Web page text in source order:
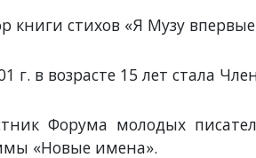
книги стихов «Я Музу
г. в возрасте 15 лет стала
Форума молодых
«Новые имена».